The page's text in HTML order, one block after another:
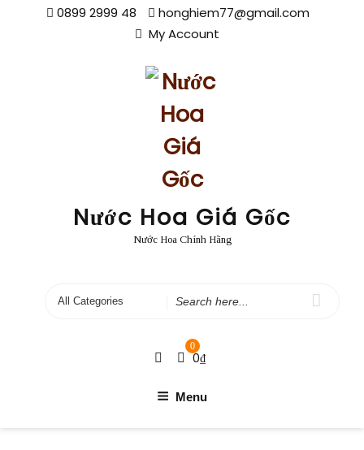
0899 2999 48
honghiem77@gmail.com
My Account
Nước Hoa Giá Gốc
Nước Hoa Chính Hãng
Search
0
0₫
Menu